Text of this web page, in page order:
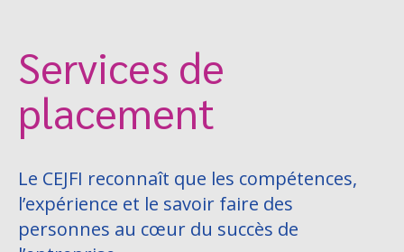
Services de
placement
Le CEJFI reconnaît que les compétences,
l’expérience et le savoir faire des
personnes au cœur du succès de